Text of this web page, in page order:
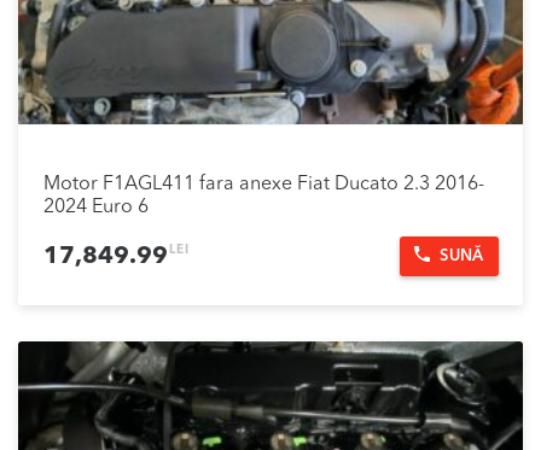
Motor F1AGL411 fara anexe Fiat Ducato 2.3 2016-
2024 Euro 6
17,849.99 LEI SUNĂ